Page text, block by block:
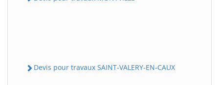
Devis pour travaux SAINT-VALERY-EN-CAUX